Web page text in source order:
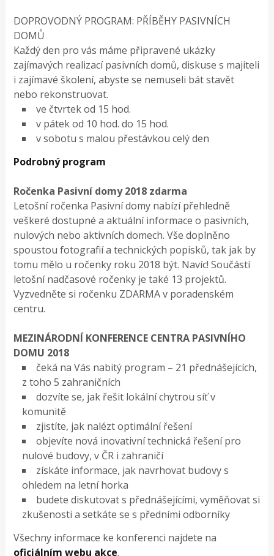
DOPROVODNÝ PROGRAM: PŘÍBĚHY PASIVNÍCH
DOMŮ
Každý den pro vás máme připravené ukázky
zajímavých realizací pasivních domů, diskuse s majiteli
i zajímavé školení, abyste se nemuseli bát stavět
nebo rekonstruovat.
ve čtvrtek od 15 hod.
v pátek od 10 hod. do 15 hod.
v sobotu s malou přestávkou celý den
Podrobný program
Ročenka Pasivní domy 2018 zdarma
Letošní ročenka Pasivní domy nabízí přehledně
veškeré dostupné a aktuální informace o pasivních,
nulových nebo aktivních domech. Vše doplněno
spoustou fotografií a technických popisků, tak jak by
tomu mělo u ročenky roku 2018 být. Navíc! Součástí
letošní nadčasové ročenky je také 13 projektů.
Vyzvedněte si ročenku ZDARMA v poradenském
centru.
MEZINÁRODNÍ KONFERENCE CENTRA PASIVNÍHO
DOMU 2018
čeká na Vás nabitý program – 21 přednášejících,
z toho 5 zahraničních
dozvíte se, jak řešit lokální chytrou síť v
komunitě
zjistíte, jak nalézt optimální řešení
objevíte nová inovativní technická řešení pro
nulové budovy, v ČR i zahraničí
získáte informace, jak navrhovat budovy s
ohledem na letní horka
budete diskutovat s přednášejícími, vyměňovat si
zkušenosti a setkáte se s předními odborníky
Všechny informace ke konferenci najdete na
oficiálním webu akce.